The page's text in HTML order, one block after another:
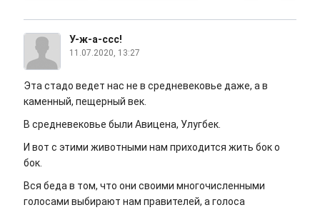
У-ж-а-ссс!
11.07.2020, 13:27
Эта стадо ведет нас не в средневековье даже, а в
каменный, пещерный век.
В средневековье были Авицена, Улугбек.
И вот с этими животными нам приходится жить бок о
бок.
Вся беда в том, что они своими многочисленными
голосами выбирают нам правителей, а голоса